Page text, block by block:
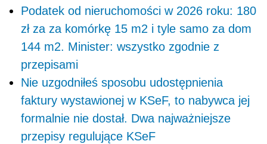
Podatek od nieruchomości w 2026 roku: 180
zł za za komórkę 15 m2 i tyle samo za dom
144 m2. Minister: wszystko zgodnie z
przepisami
Nie uzgodniłeś sposobu udostępnienia
faktury wystawionej w KSeF, to nabywca jej
formalnie nie dostał. Dwa najważniejsze
przepisy regulujące KSeF